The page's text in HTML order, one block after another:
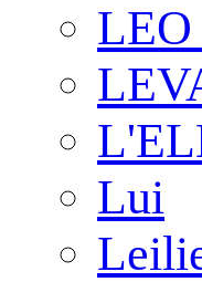
Lui